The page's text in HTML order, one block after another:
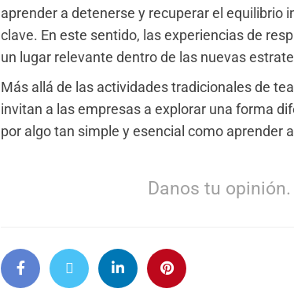
aprender a detenerse y recuperar el equilibrio
clave. En este sentido, las experiencias de
un lugar relevante dentro de las nuevas
Más allá de las actividades tradicionales de
invitan a las empresas a explorar una forma
por algo tan simple y esencial como aprender
Danos tu